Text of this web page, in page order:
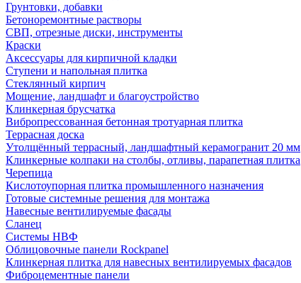
Грунтовки, добавки
Бетоноремонтные растворы
СВП, отрезные диски, инструменты
Краски
Аксессуары для кирпичной кладки
Ступени и напольная плитка
Cтеклянный кирпич
Мощение, ландшафт и благоустройство
Клинкерная брусчатка
Вибропрессованная бетонная тротуарная плитка
Террасная доска
Утолщённый террасный, ландшафтный керамогранит 20 мм
Клинкерные колпаки на столбы, отливы, парапетная плитка
Черепица
Кислотоупорная плитка промышленного назначения
Готовые системные решения для монтажа
Навесные вентилируемые фасады
Сланец
Системы НВФ
Облицовочные панели Rockpanel
Клинкерная плитка для навесных вентилируемых фасадов
Фиброцементные панели